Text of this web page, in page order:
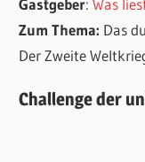
Gastgeber:Was
Zum Thema: Das
Der Zweite
Challenge der